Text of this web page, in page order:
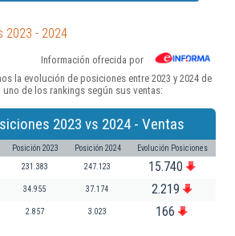
2023 - 2024
Información ofrecida por
la evolución de posiciones entre 2023 y 2024 de
de los rankings según sus ventas:
2023 vs 2024 - Ventas
Posición 2023 Posición 2024 Evolución Posiciones
231.383 247.123 15.740
34.955 37.174 2.219
2.857 3.023 166